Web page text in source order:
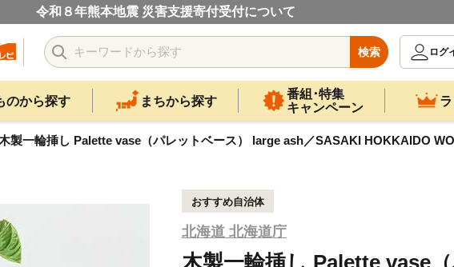
令和８年熊本地震 災害支援寄付受付について
検索
ログ
のから探す まちから探す
番組･特集
キャンペーン
製一輪挿し Palette vase（パレットベース） large ash／SASAKI HOKKAIDO
おすすめ自治体
北海道 北海道庁
木製一輪挿し Palette vase